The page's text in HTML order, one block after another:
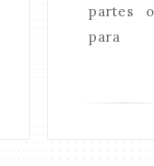
partes
para